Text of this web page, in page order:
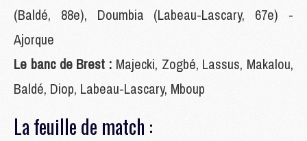
(Baldé, 88e), Doumbia (Labeau-Lascary, 67e) -
Ajorque
Le banc de Brest : Majecki, Zogbé, Lassus, Makalou,
Baldé, Diop, Labeau-Lascary, Mboup
La feuille de match :